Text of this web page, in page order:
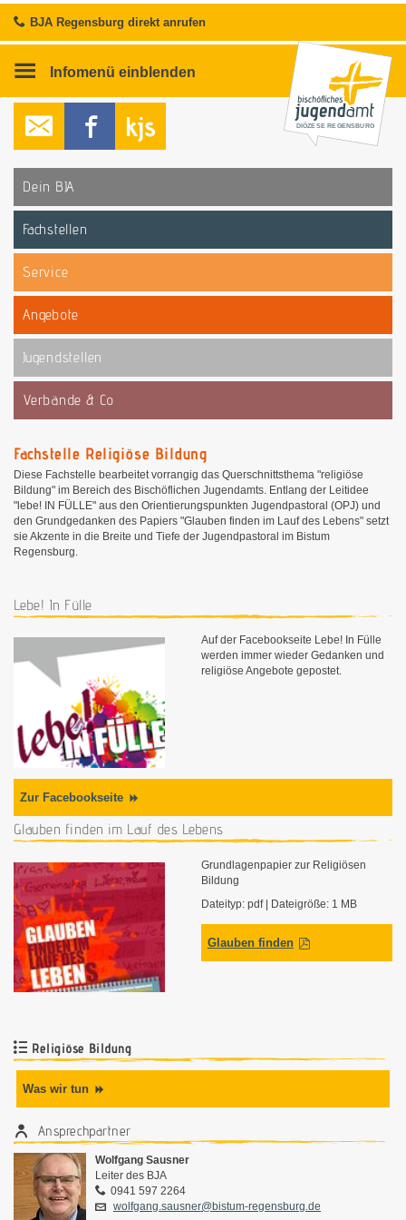
BJA Regensburg direkt anrufen
Infomenü einblenden
DIÖZESE REGENSBURG
Dein BJA
Fachstellen
Service
Angebote
Jugendstellen
Verbände & Co
Fachstelle Religiöse Bildung
Diese Fachstelle bearbeitet vorrangig das Querschnittsthema "religiöse
Bildung" im Bereich des Bischöflichen Jugendamts. Entlang der Leitidee
"lebe! IN FÜLLE" aus den Orientierungspunkten Jugendpastoral (OPJ) und
den Grundgedanken des Papiers "Glauben finden im Lauf des Lebens" setzt
sie Akzente in die Breite und Tiefe der Jugendpastoral im Bistum
Regensburg.
Lebe! In Fülle
Auf der Facebookseite Lebe! In Fülle
werden immer wieder Gedanken und
religiöse Angebote gepostet.
Zur Facebookseite
Glauben finden im Lauf des Lebens
Grundlagenpapier zur Religiösen
Bildung
Dateityp: pdf | Dateigröße: 1 MB
Glauben finden
Religiöse Bildung
Was wir tun
Ansprechpartner
Wolfgang Sausner
Leiter des BJA
0941 597 2264
wolfgang.sausner@bistum-regensburg.de